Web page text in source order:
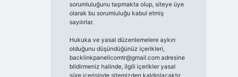
sorumluluğunu taşımakta olup, siteye üye
olarak bu sorumluluğu kabul etmiş
sayılırlar.
Hukuka ve yasal düzenlemelere aykırı
olduğunu düşündüğünüz içerikleri,
backlinkpanelicomtr@gmail.com adresine
bildirmeniz halinde, ilgili içerikler yasal
süre içerisinde sitemizden kaldırılacaktır.